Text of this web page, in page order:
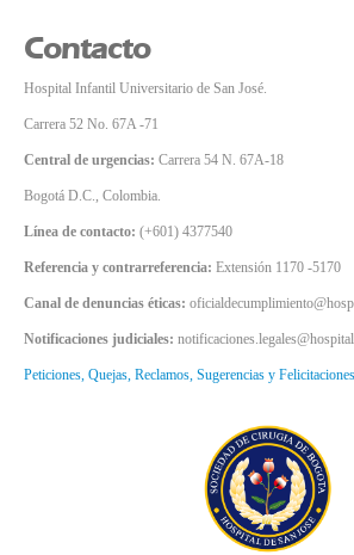
Contacto
Hospital Infantil Universitario de San José.
Carrera 52 No. 67A -71
Central de urgencias: Carrera 54 N. 67A-18
Bogotá D.C., Colombia.
Línea de contacto: (+601) 4377540
Referencia y contrarreferencia: Extensión 1170 -5170
Canal de denuncias éticas:
Notificaciones judiciales:
Peticiones, Quejas, Reclamos, Sugerencias y Felicitaciones